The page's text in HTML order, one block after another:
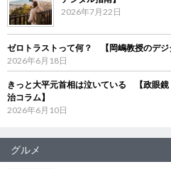
2026年7月22日
ゼロトラストって何？ 【岡嶋教授のデジ
2026年6月18日
きっと大平元首相は泣いている 【政眼
治コラム】
2026年6月10日
グルメ